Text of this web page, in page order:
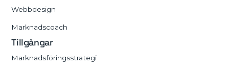
Webbdesign
Marknadscoach
Tillgångar
Marknadsföringsstrategi